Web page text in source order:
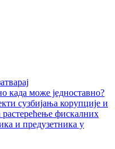
када може једноставно?
сузбијања корупције и
растерећење фискалних
и предузетника у